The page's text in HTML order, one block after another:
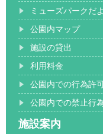
ミューズパークだ
公園内マップ
施設の貸出
利用料金
公園内での行為許
公園内での禁止行
施設案内